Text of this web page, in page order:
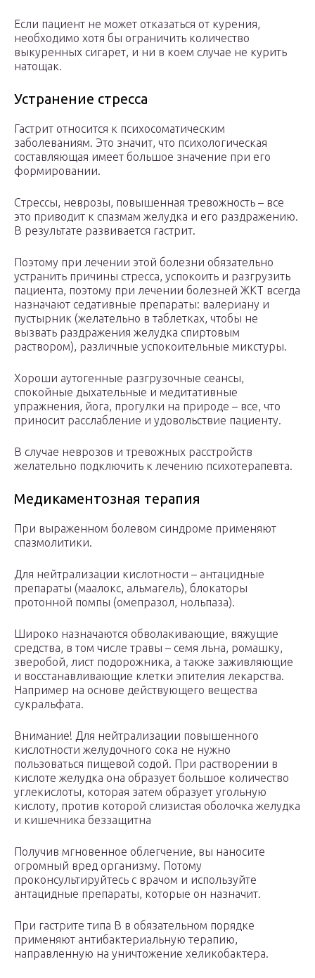
Если пациент не может отказаться от курения,
необходимо хотя бы ограничить количество
выкуренных сигарет, и ни в коем случае не курить
натощак.
Устранение стресса
Гастрит относится к психосоматическим
заболеваниям. Это значит, что психологическая
составляющая имеет большое значение при его
формировании.
Стрессы, неврозы, повышенная тревожность – все
это приводит к спазмам желудка и его раздражению.
В результате развивается гастрит.
Поэтому при лечении этой болезни обязательно
устранить причины стресса, успокоить и разгрузить
пациента, поэтому при лечении болезней ЖКТ всегда
назначают седативные препараты: валериану и
пустырник (желательно в таблетках, чтобы не
вызвать раздражения желудка спиртовым
раствором), различные успокоительные микстуры.
Хороши аутогенные разгрузочные сеансы,
спокойные дыхательные и медитативные
упражнения, йога, прогулки на природе – все, что
приносит расслабление и удовольствие пациенту.
В случае неврозов и тревожных расстройств
желательно подключить к лечению психотерапевта.
Медикаментозная терапия
При выраженном болевом синдроме применяют
спазмолитики.
Для нейтрализации кислотности – антацидные
препараты (маалокс, альмагель), блокаторы
протонной помпы (омепразол, нольпаза).
Широко назначаются обволакивающие, вяжущие
средства, в том числе травы – семя льна, ромашку,
зверобой, лист подорожника, а также заживляющие
и восстанавливающие клетки эпителия лекарства.
Например на основе действующего вещества
сукральфата.
Внимание! Для нейтрализации повышенного
кислотности желудочного сока не нужно
пользоваться пищевой содой. При растворении в
кислоте желудка она образует большое количество
углекислоты, которая затем образует угольную
кислоту, против которой слизистая оболочка желудка
и кишечника беззащитна
Получив мгновенное облегчение, вы наносите
огромный вред организму. Потому
проконсультируйтесь с врачом и используйте
антацидные препараты, которые он назначит.
При гастрите типа В в обязательном порядке
применяют антибактериальную терапию,
направленную на уничтожение хеликобактера.